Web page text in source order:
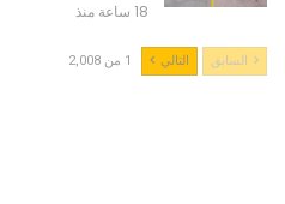
18 ساعة منذ
السابق التالي 1 من 2,008